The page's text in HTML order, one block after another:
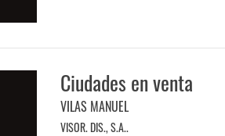
Ciudades en venta
VILAS MANUEL
VISOR. DIS., S.A..